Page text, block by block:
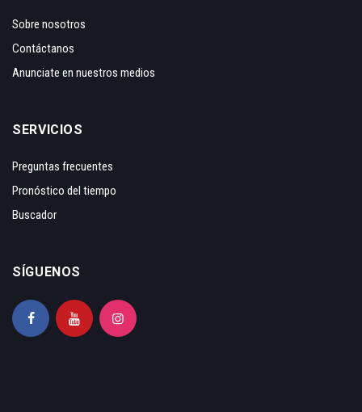
Sobre nosotros
Contáctanos
Anunciate en nuestros medios
SERVICIOS
Preguntas frecuentes
Pronóstico del tiempo
Buscador
SÍGUENOS